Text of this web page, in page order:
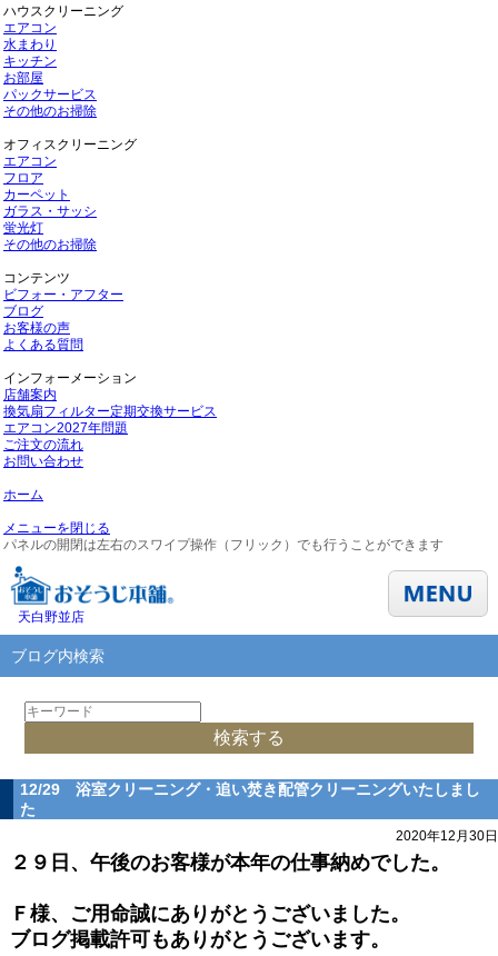
ハウスクリーニング
エアコン
水まわり
キッチン
お部屋
パックサービス
その他のお掃除
オフィスクリーニング
エアコン
フロア
カーペット
ガラス・サッシ
蛍光灯
その他のお掃除
コンテンツ
ビフォー・アフター
ブログ
お客様の声
よくある質問
インフォーメーション
店舗案内
換気扇フィルター定期交換サービス
エアコン2027年問題
ご注文の流れ
お問い合わせ
ホーム
メニューを閉じる
パネルの開閉は左右のスワイプ操作（フリック）でも行うことができます
天白野並店
ブログ内検索
12/29 浴室クリーニング・追い焚き配管クリーニングいたしまし
た
2020年12月30日
２９日、午後のお客様が本年の仕事納めでした。
Ｆ様、ご用命誠にありがとうございました。
ブログ掲載許可もありがとうございます。